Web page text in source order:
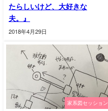
たらしいけど、大好きな
夫。』
2018年4月29日
家系図セッション